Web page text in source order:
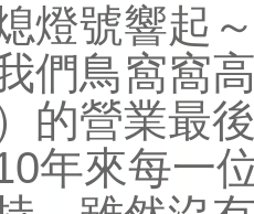
燈號響起
們鳥窩窩
的營業最
年來每一